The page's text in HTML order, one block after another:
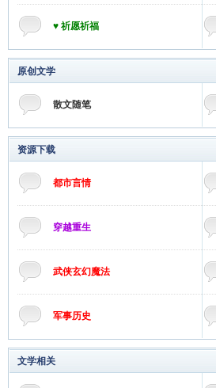
♥ 祈愿祈福
原创文学
散文随笔
资源下载
都市言情
穿越重生
武侠玄幻魔法
军事历史
文学相关